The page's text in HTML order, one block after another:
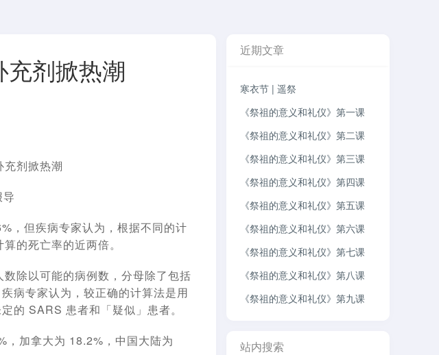
剂掀热潮
剂掀热潮
但疾病专家认为，根据不同的计
的死亡率的近两倍。
除以可能的病例数，分母除了包括
病专家认为，较正确的计算法是用
的 SARS 患者和「疑似」患者。
加拿大为 18.2%，中国大陆为
近期文章
寒衣节 | 遥祭
《祭祖的意义和礼仪》第一课
《祭祖的意义和礼仪》第二课
《祭祖的意义和礼仪》第三课
《祭祖的意义和礼仪》第四课
《祭祖的意义和礼仪》第五课
《祭祖的意义和礼仪》第六课
《祭祖的意义和礼仪》第七课
《祭祖的意义和礼仪》第八课
《祭祖的意义和礼仪》第九课
站内搜索